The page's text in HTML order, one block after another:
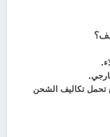
تحمل تكاليف الشحن